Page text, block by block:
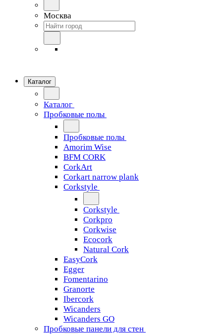
Москва
Каталог
Каталог
Пробковые полы
Пробковые полы
Amorim Wise
BFM CORK
CorkArt
Corkart narrow plank
Corkstyle
Corkstyle
Corkpro
Corkwise
Ecocork
Natural Cork
EasyCork
Egger
Fomentarino
Granorte
Ibercork
Wicanders
Wicanders GO
Пробковые панели для стен